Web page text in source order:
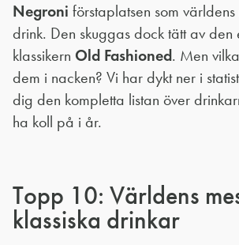
Negroni förstaplatsen som
drink. Den skuggas dock tätt av
klassikern Old Fashioned. Men
dem i nacken? Vi har dykt ner i
dig den kompletta listan över
ha koll på i år.
Topp 10: Världens
klassiska drinkar